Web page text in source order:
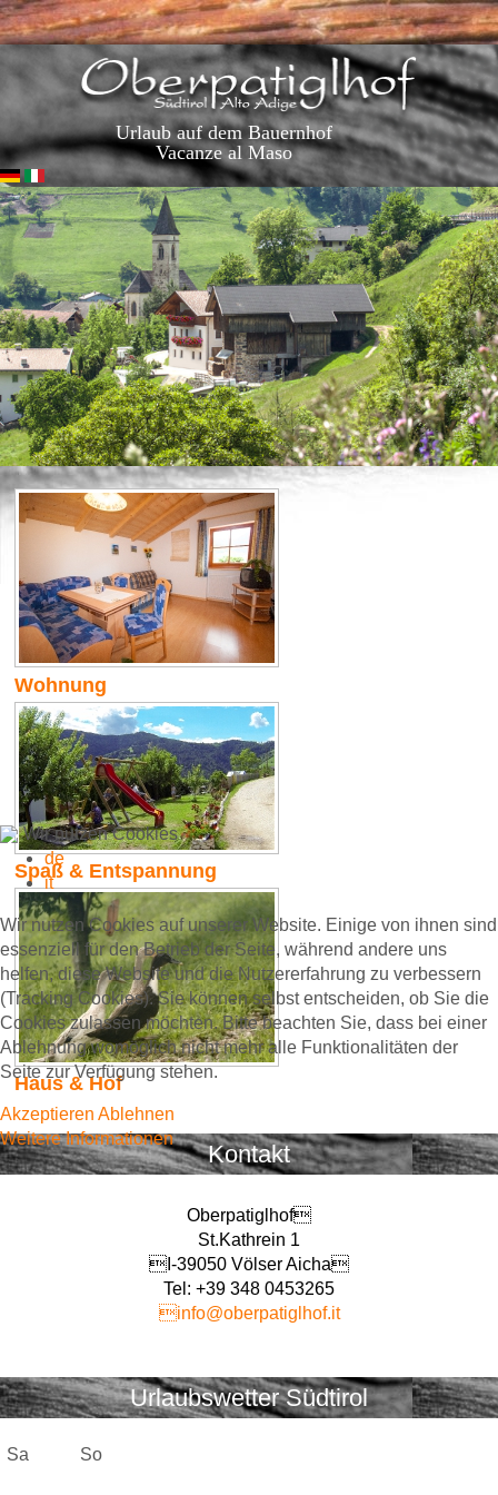
Urlaub auf dem Bauernhof
Vacanze al Maso
Wohnung
Spaß & Entspannung
Haus & Hof
Kontakt
Oberpatiglhof
St.Kathrein 1
I-39050 Völser Aicha
Tel: +39 348 0453265
info@oberpatiglhof.it
Urlaubswetter Südtirol
Sa So
Wir nutzen Cookies
de
it
Wir nutzen Cookies auf unserer Website. Einige von ihnen sind
essenziell für den Betrieb der Seite, während andere uns
helfen, diese Website und die Nutzererfahrung zu verbessern
(Tracking Cookies). Sie können selbst entscheiden, ob Sie die
Cookies zulassen möchten. Bitte beachten Sie, dass bei einer
Ablehnung womöglich nicht mehr alle Funktionalitäten der
Seite zur Verfügung stehen.
Akzeptieren Ablehnen
Weitere Informationen